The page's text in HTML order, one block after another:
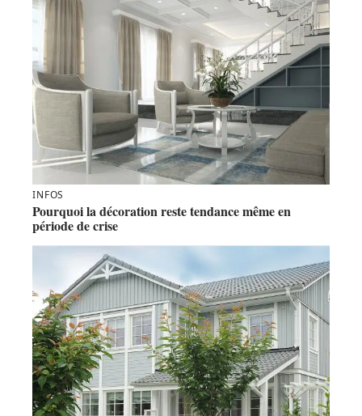
INFOS
Pourquoi la décoration reste tendance même en
période de crise